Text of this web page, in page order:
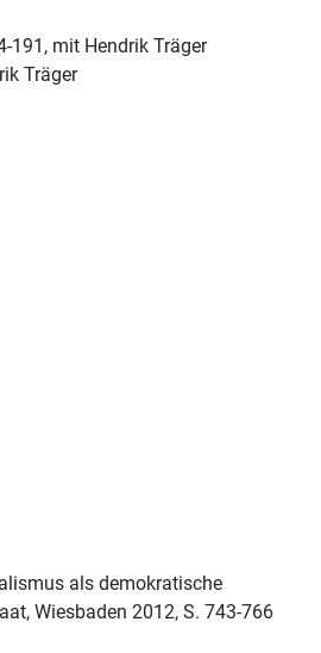
191, mit Hendrik Träger
Träger
als demokratische
Wiesbaden 2012, S. 743-766